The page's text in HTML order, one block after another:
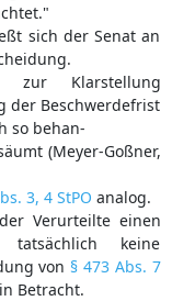
sich der Senat an
Klarstellung
der Beschwerdefrist
so behan-
(Meyer-Goßner,
3, 4 StPO analog.
Verurteilte einen
keine
von § 473 Abs. 7
Betracht.